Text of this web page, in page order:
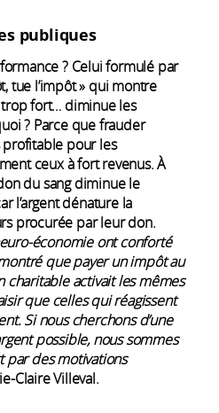
publiques
? Celui formulé par
tue l’impôt » qui montre
trop fort… diminue les
? Parce que frauder
pour les
ceux à fort revenus. À
du sang diminue le
l’argent dénature la
procurée par leur don.
économie ont conforté
que payer un impôt au
charitable activait les mêmes
que celles qui réagissent
Si nous cherchons d’une
possible, nous sommes
par des motivations
Claire Villeval.